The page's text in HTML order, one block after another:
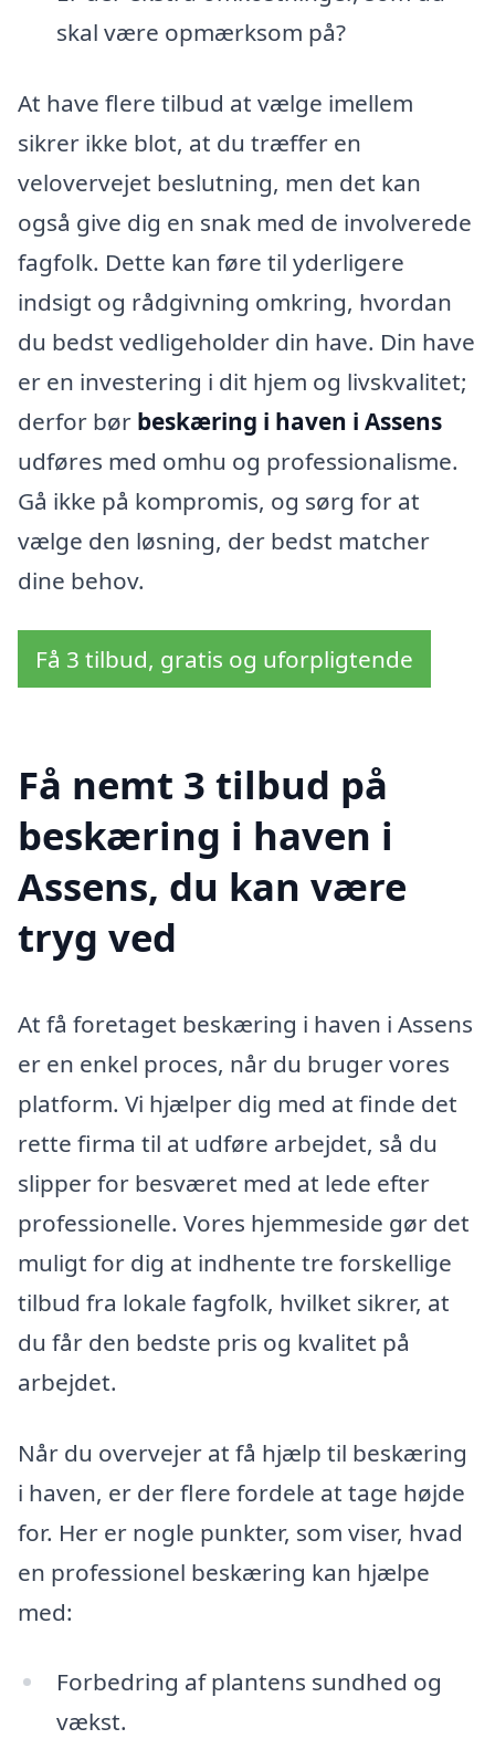
skal være opmærksom på?
At have flere tilbud at vælge imellem
sikrer ikke blot, at du træffer en
velovervejet beslutning, men det kan
også give dig en snak med de involverede
fagfolk. Dette kan føre til yderligere
indsigt og rådgivning omkring, hvordan
du bedst vedligeholder din have. Din have
er en investering i dit hjem og livskvalitet;
derfor bør beskæring i haven i Assens
udføres med omhu og professionalisme.
Gå ikke på kompromis, og sørg for at
vælge den løsning, der bedst matcher
dine behov.
Få 3 tilbud, gratis og uforpligtende
Få nemt 3 tilbud på
beskæring i haven i
Assens, du kan være
tryg ved
At få foretaget beskæring i haven i Assens
er en enkel proces, når du bruger vores
platform. Vi hjælper dig med at finde det
rette firma til at udføre arbejdet, så du
slipper for besværet med at lede efter
professionelle. Vores hjemmeside gør det
muligt for dig at indhente tre forskellige
tilbud fra lokale fagfolk, hvilket sikrer, at
du får den bedste pris og kvalitet på
arbejdet.
Når du overvejer at få hjælp til beskæring
i haven, er der flere fordele at tage højde
for. Her er nogle punkter, som viser, hvad
en professionel beskæring kan hjælpe
med:
Forbedring af plantens sundhed og
vækst.